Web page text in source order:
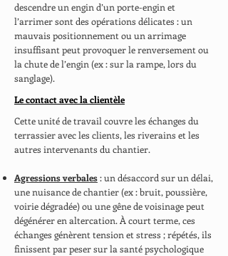
descendre un engin d’un porte-engin et
l’arrimer sont des opérations délicates : un
mauvais positionnement ou un arrimage
insuffisant peut provoquer le renversement ou
la chute de l’engin (ex : sur la rampe, lors du
sanglage).
Le contact avec la clientèle
Cette unité de travail couvre les échanges du
terrassier avec les clients, les riverains et les
autres intervenants du chantier.
Agressions verbales: un désaccord sur un délai,
une nuisance de chantier (ex : bruit, poussière,
voirie dégradée) ou une gêne de voisinage peut
dégénérer en altercation. À court terme, ces
échanges génèrent tension et stress ; répétés, ils
finissent par peser sur la santé psychologique